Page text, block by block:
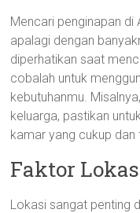
Mencari penginapan di
apalagi dengan
diperhatikan saat
cobalah untuk
kebutuhanmu.
keluarga, pastikan
kamar yang cukup
Faktor
Lokasi sangat penting